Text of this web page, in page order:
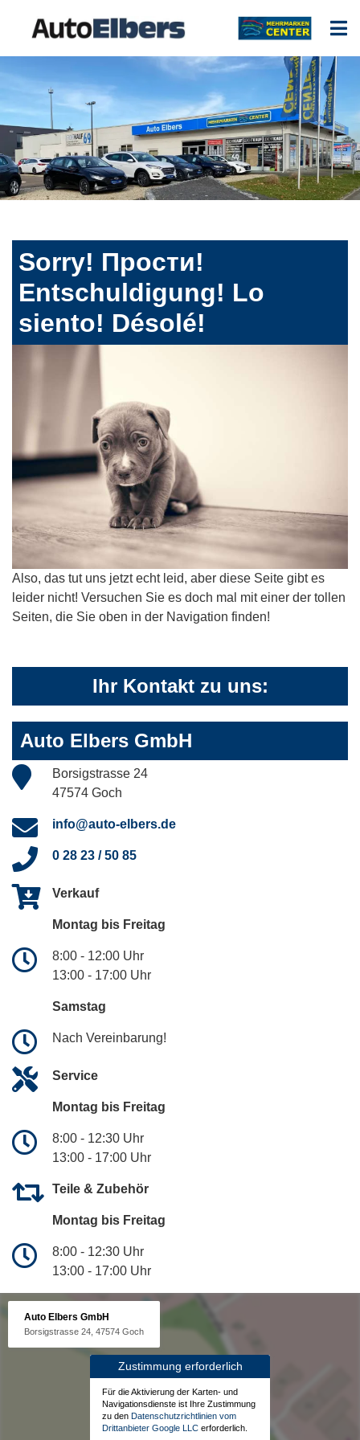
Sorry! Прости!
Entschuldigung! Lo
siento! Désolé!
Also, das tut uns jetzt echt leid, aber diese Seite gibt es
leider nicht! Versuchen Sie es doch mal mit einer der tollen
Seiten, die Sie oben in der Navigation finden!
Ihr Kontakt zu uns:
Auto Elbers GmbH
Borsigstrasse 24
47574 Goch
info@auto-elbers.de
0 28 23 / 50 85
Verkauf
Montag bis Freitag
8:00 - 12:00 Uhr
13:00 - 17:00 Uhr
Samstag
Nach Vereinbarung!
Service
Montag bis Freitag
8:00 - 12:30 Uhr
13:00 - 17:00 Uhr
Teile & Zubehör
Montag bis Freitag
8:00 - 12:30 Uhr
13:00 - 17:00 Uhr
Auto Elbers GmbH
Borsigstrasse 24, 47574 Goch
Zustimmung erforderlich
Für die Aktivierung der Karten- und
Navigationsdienste ist Ihre Zustimmung
zu den Datenschutzrichtlinien vom
Drittanbieter Google LLC erforderlich.